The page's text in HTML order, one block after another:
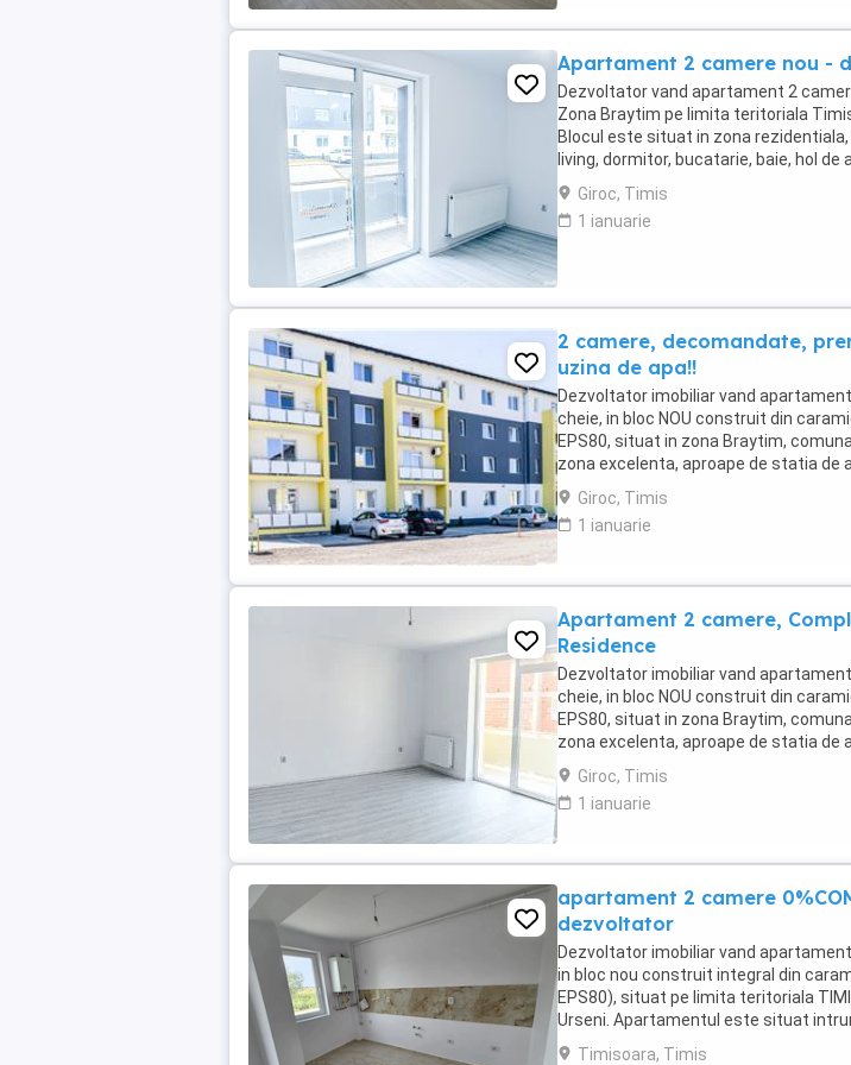
Apartament 2 camere nou -
Dezvoltator vand apartament 2
Zona Braytim pe limita teritoriala
Blocul este situat in zona
living, dormitor, bucatarie, baie, hol
utilitatile incluse apa,gaz,canal,curent.
Giroc, Timis
1 ianuarie
2 camere, decomandate,
uzina de apa!!
Dezvoltator imobiliar vand apartament
cheie, in bloc NOU construit din
EPS80, situat in zona Braytim,
zona excelenta, aproape de statia
compus din living, balcon, ...
Giroc, Timis
1 ianuarie
Apartament 2 camere,
Residence
Dezvoltator imobiliar vand apartament
cheie, in bloc NOU construit din
EPS80, situat in zona Braytim,
zona excelenta, aproape de statia
compartimentat astfel: hol ...
Giroc, Timis
1 ianuarie
apartament 2 camere
dezvoltator
Dezvoltator imobiliar vand
in bloc nou construit integral din
EPS80), situat pe limita teritoriala
Urseni. Apartamentul este situat
blocuri cu parc privat . Apartamentul ...
Timisoara, Timis